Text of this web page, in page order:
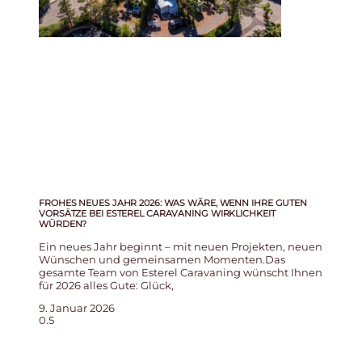
FROHES NEUES JAHR 2026: WAS WÄRE, WENN IHRE GUTEN
VORSÄTZE BEI ESTEREL CARAVANING WIRKLICHKEIT
WÜRDEN?
Ein neues Jahr beginnt – mit neuen Projekten, neuen
Wünschen und gemeinsamen Momenten.Das
gesamte Team von Esterel Caravaning wünscht Ihnen
für 2026 alles Gute: Glück,
9. Januar 2026